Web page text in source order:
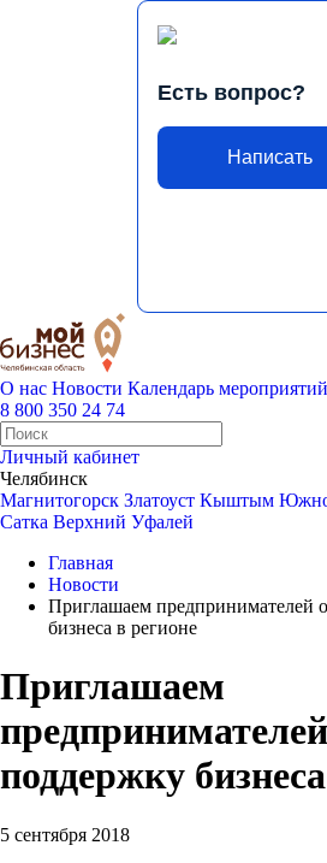
Есть вопрос?
Написать
О нас Новости Календарь мероприятий
8 800 350 24 74
Личный кабинет
Челябинск
Магнитогорск Златоуст Кыштым
Сатка Верхний Уфалей
Главная
Новости
Приглашаем предпринимателей
бизнеса в регионе
Приглашаем
поддержку
5 сентября 2018